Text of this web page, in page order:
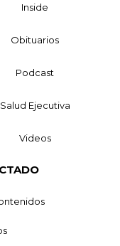
Inside
Obituarios
Podcast
Salud Ejecutiva
Videos